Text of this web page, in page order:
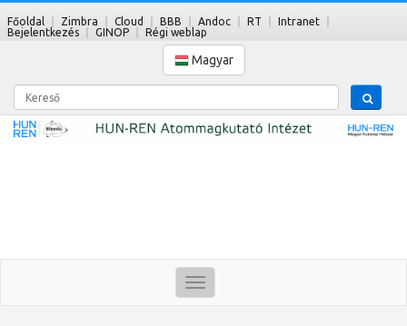
Főoldal Zimbra Cloud BBB Andoc RT
Intranet
Bejelentkezés
GINOP Régi weblap
Magyar
Kereső
Toggle
navigation